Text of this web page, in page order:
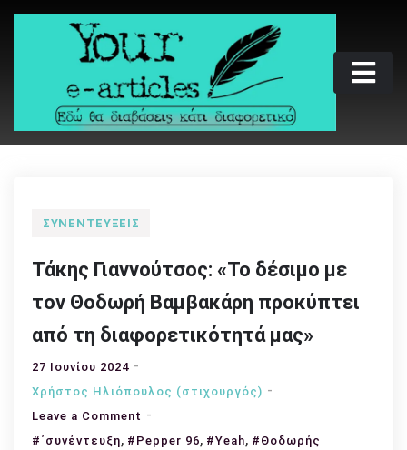
Skip
Your e-articles
Εδώ θα διαβάσεις κάτι διαφορετικό
ΣΥΝΕΝΤΕΎΞΕΙΣ
Τάκης Γιαννούτσος: «Το δέσιμο με
τον Θοδωρή Βαμβακάρη προκύπτει
από τη διαφορετικότητά μας»
27 Ιουνίου 2024
Χρήστος Ηλιόπουλος (στιχουργός)
Leave a Comment on
Τάκης
#΄συνέντευξη, #Pepper 96, #Yeah, #Θοδωρής